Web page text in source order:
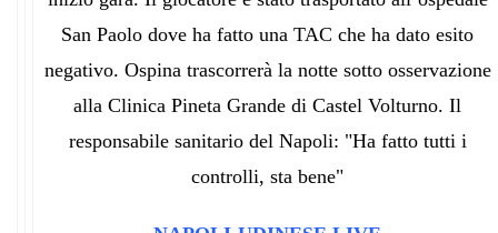
San Paolo dove ha fatto una TAC che ha dato esito
negativo. Ospina trascorrerà la notte sotto osservazione
alla Clinica Pineta Grande di Castel Volturno. Il
responsabile sanitario del Napoli: "Ha fatto tutti i
controlli, sta bene"